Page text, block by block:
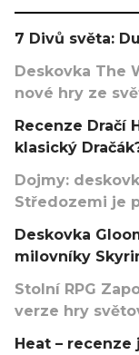
7 Divů světa:
Deskovka The
nové hry ze
Recenze Dračí
klasický
Dojmy:
Středozemi je
Deskovka
milovníky
Stolní RPG
verze hry
Heat –